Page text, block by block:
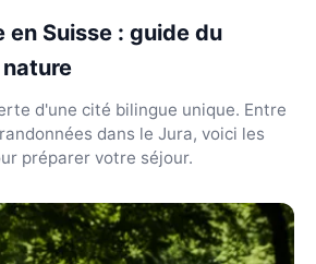
en Suisse : guide du
d'une cité bilingue unique. Entre
dans le Jura, voici les
préparer votre séjour.